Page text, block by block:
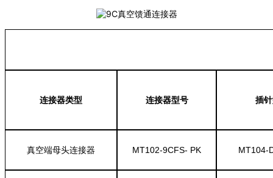
连接器类型 连接器型号 插
真空端母头连接器 MT102-9CFS- PK MT104-